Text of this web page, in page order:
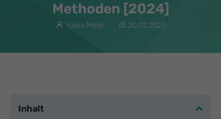
Methoden [2024]
Yulisa Meier 20.02.2023
Inhalt